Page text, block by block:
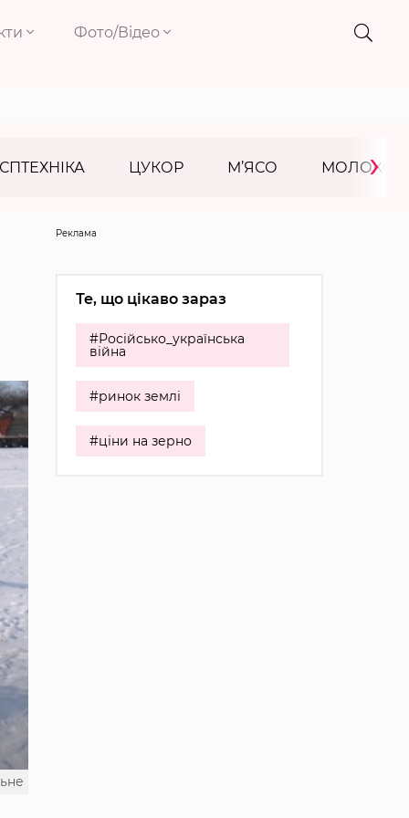
Фото/Відео
ЦУКОР М’ЯСО МОЛОКО
›
Реклама
Те, що цікаво зараз
#Російсько_українська
війна
#ринок землі
#ціни на зерно